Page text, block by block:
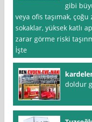
gibi
veya ofis taşımak,
sokaklar, yüksek katlı
zarar görme riski
İşte
doldur